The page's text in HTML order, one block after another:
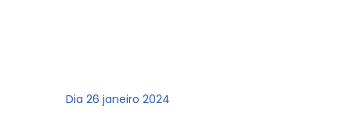
Dia 26 janeiro 2024